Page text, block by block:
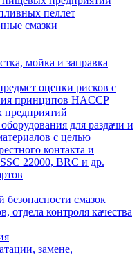
пеллет
смазки
мойка и заправка
оценки рисков с
принципов HACCP
для раздачи и
с целью
контакта и
22000, BRC и др.
смазок
отдела контроля качества
замене,